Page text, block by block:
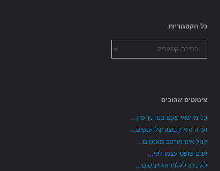
כל הקטגוריות
הקטגוריות
ציטוטים אהובים
כל מי שאי פעם בנה גן עדן...
ועדה היא קבוצה של אנשים...
קהל אינו מורכב מאנשים...
אדם שופט עצמו לפי...
לא ניתן לגלות אוקיינוסים...